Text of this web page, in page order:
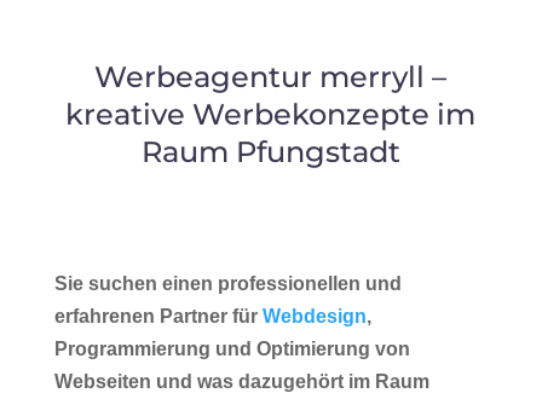
Werbeagentur merryll –
kreative Werbekonzepte im
Raum Pfungstadt
Sie suchen einen professionellen und
erfahrenen Partner für Webdesign,
Programmierung und Optimierung von
Webseiten und was dazugehört im Raum